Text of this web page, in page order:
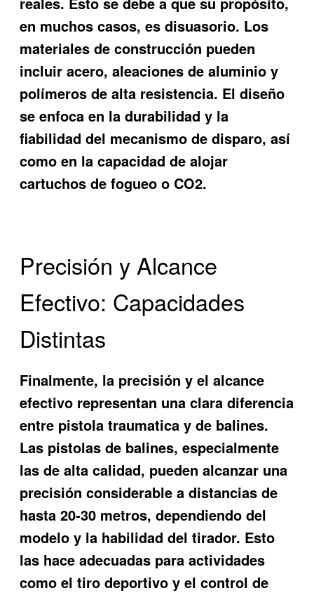
en muchos casos, es disuasorio. Los
materiales de construcción pueden
incluir acero, aleaciones de aluminio y
polímeros de alta resistencia. El diseño
se enfoca en la durabilidad y la
fiabilidad del mecanismo de disparo, así
como en la capacidad de alojar
cartuchos de fogueo o CO2.
Precisión y Alcance
Efectivo: Capacidades
Distintas
Finalmente, la precisión y el alcance
efectivo representan una claradiferencia
entre pistola traumatica y de balines.
Las pistolas de balines, especialmente
las de alta calidad, pueden alcanzar una
precisión considerable a distancias de
hasta 20-30 metros, dependiendo del
modelo y la habilidad del tirador. Esto
las hace adecuadas para actividades
como el tiro deportivo y el control de